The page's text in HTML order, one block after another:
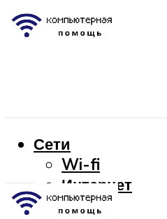
Сети
Wi-fi
Интернет
OC